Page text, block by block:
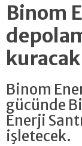
Binom
kuracak
Binom
gücünde
Enerji
işletecek.